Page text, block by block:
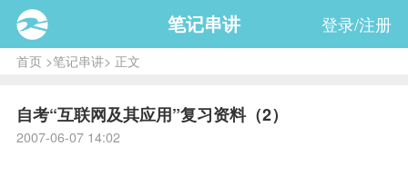
笔记串讲 登录/注册
首页>笔记串讲> 正文
自考“互联网及其应用”复习资料（2）
2007-06-07 14:02